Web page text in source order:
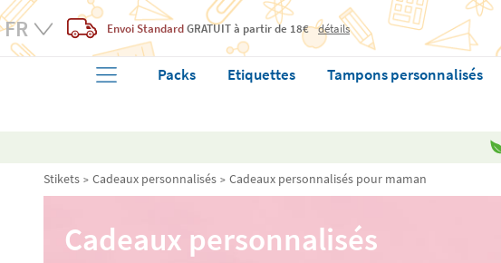
Envoi StandardGRATUITà partir de 18€ détails
Packs Etiquettes Tampons personnalisés
Stikets Cadeaux personnalisés Cadeaux personnalisés pour maman
Cadeaux personnalisés